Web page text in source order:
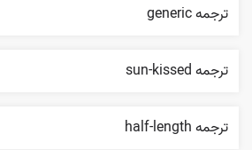
ترجمه generic
ترجمه sun-kissed
ترجمه half-length